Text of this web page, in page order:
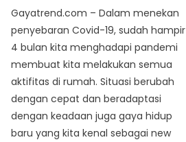
Gayatrend.com – Dalam menekan
penyebaran Covid-19, sudah hampir
4 bulan kita menghadapi pandemi
membuat kita melakukan semua
aktifitas di rumah. Situasi berubah
dengan cepat dan beradaptasi
dengan keadaan juga gaya hidup
baru yang kita kenal sebagai new